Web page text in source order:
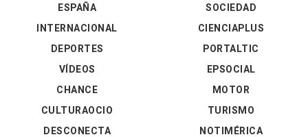
ESPAÑA
INTERNACIONAL
DEPORTES
VÍDEOS
SOCIEDAD
CIENCIAPLUS
PORTALTIC
EPSOCIAL
CHANCE
CULTURAOCIO
DESCONECTA
MOTOR
TURISMO
NOTIMÉRICA